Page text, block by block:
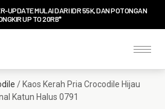
UPDATE MULAI DARI IDR 55K, DAN POTONGAN
UP TO 20RB*
/ Kaos Kerah Pria Crocodile Hijau
Katun Halus 0791